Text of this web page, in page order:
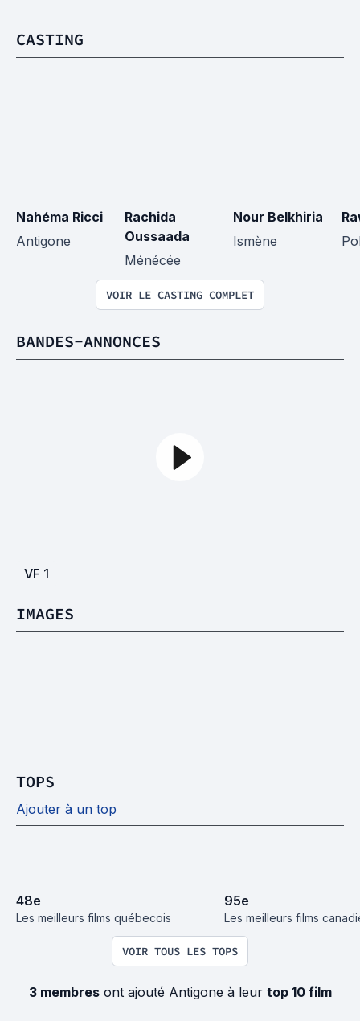
CASTING
Nahéma Ricci
Antigone
Rachida
Oussaada
Ménécée
Nour Belkhiria
Ismène
VOIR LE CASTING COMPLET
BANDES-ANNONCES
VF 1
IMAGES
TOPS
Ajouter à un top
48e
Les meilleurs films québecois
95e
Les meilleurs films
VOIR TOUS LES TOPS
3 membresont ajouté Antigone à leur top 10 film